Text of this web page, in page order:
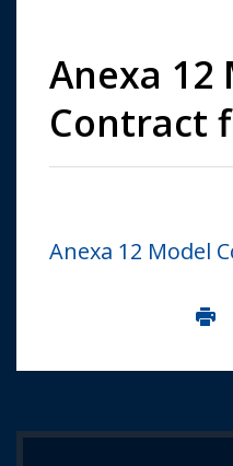
Anexa 12
Contract
Anexa 12 Model